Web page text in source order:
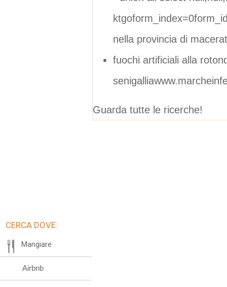
nella provincia di
fuochi artificiali alla
Guarda tutte le ricerche!
CERCA DOVE:
Mangiare
Airbnb